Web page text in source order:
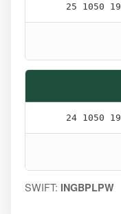
25 1050
24 1050
SWIFT: INGBPLPW